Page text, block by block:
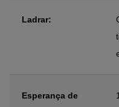
Ladrar:
Esperança de